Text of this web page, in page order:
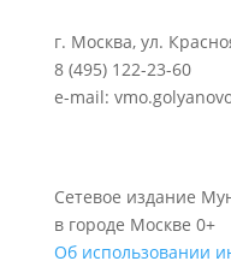
г. Москва, ул.
8 (495) 122-23-60
e-mail:
Сетевое издание
в городе Москве 0+
Об использовании